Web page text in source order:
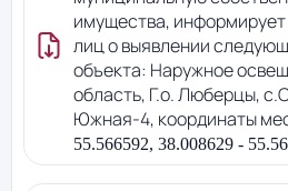
имущества,
лиц о выявлении
объекта: Наружное
область, Г.о. Люберцы,
Южная-4, координаты
55.566592, 38.008629 -